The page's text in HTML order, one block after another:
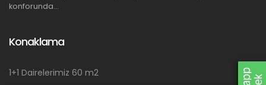
konforunda...
Konaklama
1+1 Dairelerimiz 60 m2